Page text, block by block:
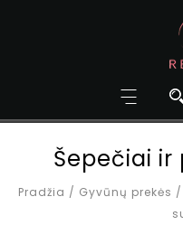
Šepečiai ir
Pradžia / Gyvūnų prekės /